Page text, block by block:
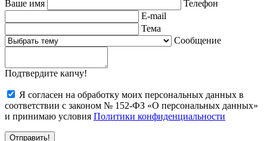
Ваше имя
Телефон
E-mail
Тема
Сообщение
Подтвердите капчу!
Я согласен на обработку моих персональных данных в
соответствии с законом № 152-ФЗ «О персональных данных»
и принимаю условия Политики конфиденциальности